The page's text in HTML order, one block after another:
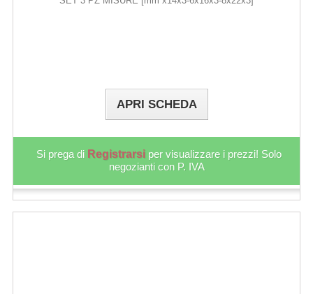
APRI SCHEDA
Si prega di Registrarsi per visualizzare i prezzi! Solo
negozianti con P. IVA